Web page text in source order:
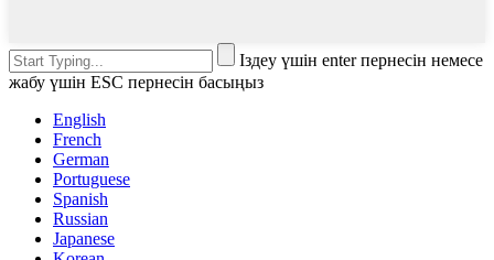
Іздеу үшін enter пернесін немесе
жабу үшін ESC пернесін басыңыз
English
French
German
Portuguese
Spanish
Russian
Japanese